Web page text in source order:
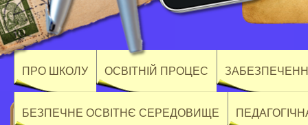
ПРО ШКОЛУ ОСВІТНІЙ ПРОЦЕС
БЕЗПЕЧНЕ ОСВІТНЄ СЕРЕДОВИЩЕ